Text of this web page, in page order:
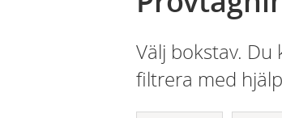
Välj bokstav.
filtrera med